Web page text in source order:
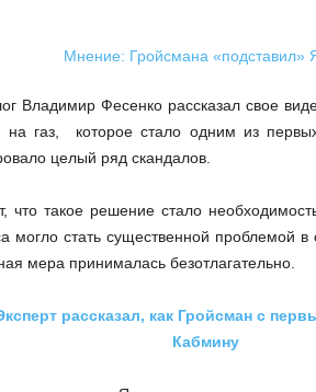
Владимир Фесенко рассказал свое
газ, которое стало одним из
целый ряд скандалов.
что такое решение стало
могло стать существенной проблемой
мера принималась безотлагательно.
рассказал, как Гройсман с
Кабмину